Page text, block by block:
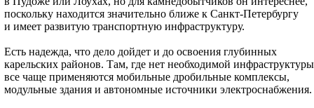
поскольку находится значительно ближе к Санкт-Петербургу
и имеет развитую транспортную инфраструктуру.
Есть надежда, что дело дойдет и до освоения глубинных
карельских районов. Там, где нет необходимой
все чаще применяются мобильные дробильные комплексы,
модульные здания и автономные источники электроснабжения.